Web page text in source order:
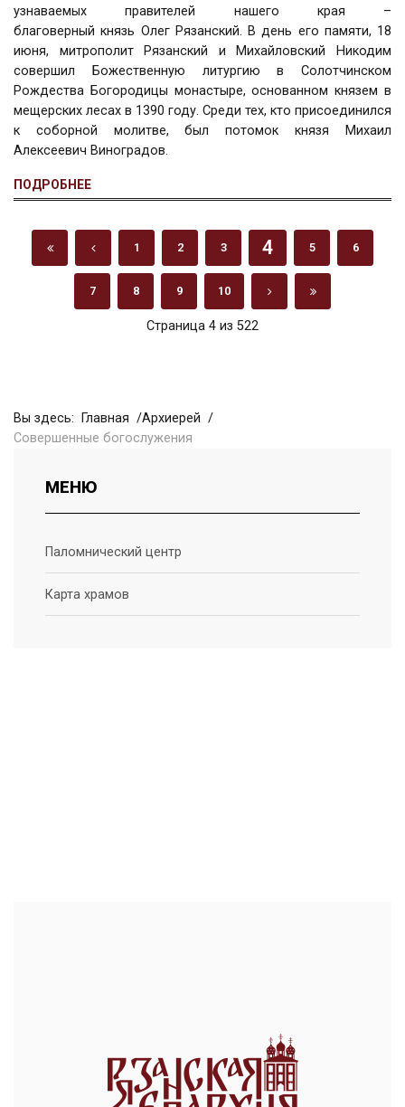
узнаваемых правителей нашего края –
благоверный князь Олег Рязанский. В день его памяти, 18
июня, митрополит Рязанский и Михайловский Никодим
совершил Божественную литургию в Солотчинском
Рождества Богородицы монастыре, основанном князем в
мещерских лесах в 1390 году. Среди тех, кто присоединился
к соборной молитве, был потомок князя Михаил
Алексеевич Виноградов.
ПОДРОБНЕЕ
Страница 4 из 522
1 2 3 4 5 6
7 8 9 10
Вы здесь: Главная
Архиерей
Совершенные богослужения
МЕНЮ
Паломнический центр
Карта храмов